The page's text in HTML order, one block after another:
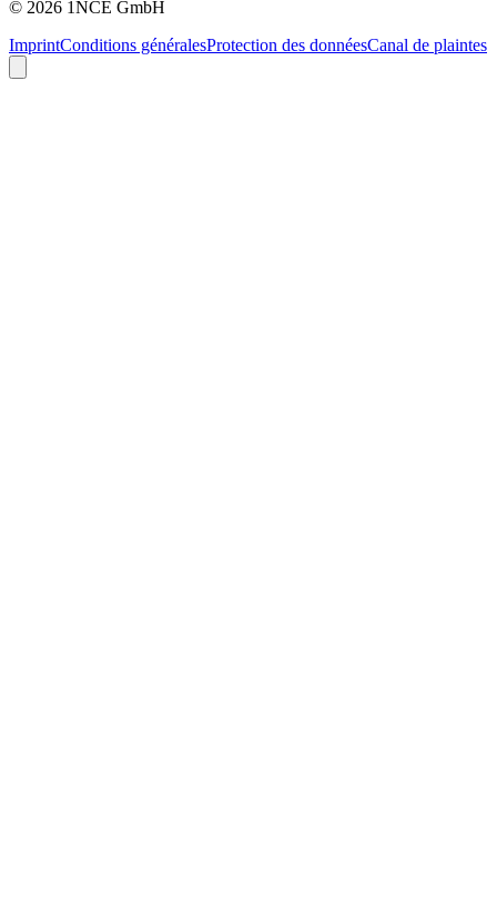
© 2026 1NCE GmbH
ImprintConditions généralesProtection des donnéesCanal de plaintes